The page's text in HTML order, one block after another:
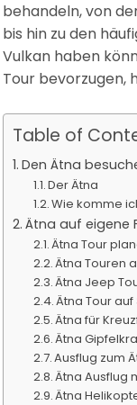
behandeln, von
bis hin zu den
Vulkan haben
Tour bevorzugen,
Table of
Den Ätna
Der Ätna
Wie komme
Ätna auf eigene
Ätna Tour
Ätna Touren
Ätna Jeep
Ätna Tour auf
Ätna für
Ätna
Ausflug zum
Ätna Ausflug
Ätna